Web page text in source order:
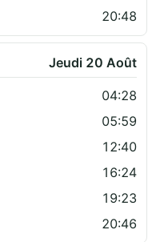
20:48
Jeudi 20 Août
04:28
05:59
12:40
16:24
19:23
20:46